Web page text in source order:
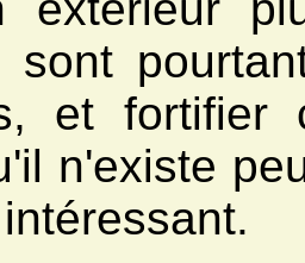
sont
et fortifier
n'existe